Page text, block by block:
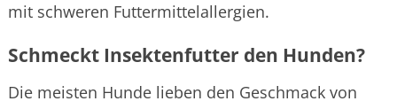
mit schweren Futtermittelallergien.
Schmeckt Insektenfutter den Hunden?
Die meisten Hunde lieben den Geschmack von